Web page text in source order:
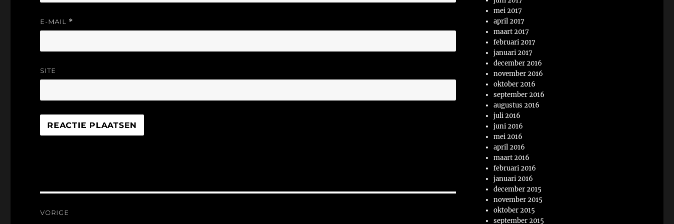
E-MAIL *
SITE
VORIGE
mei 2017
april 2017
maart 2017
februari 2017
januari 2017
december 2016
november 2016
oktober 2016
september 2016
augustus 2016
juli 2016
juni 2016
mei 2016
april 2016
maart 2016
februari 2016
januari 2016
december 2015
november 2015
oktober 2015
september 2015